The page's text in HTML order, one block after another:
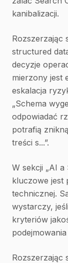
kanibalizacji.
Rozszerzając
structured
decyzje
mierzony jest
eskalacja
„Schema
odpowiadać
potrafią
treści s...”.
W sekcji „AI
kluczowe jest
technicznej.
wystarczy,
kryteriów
Rozszerzając